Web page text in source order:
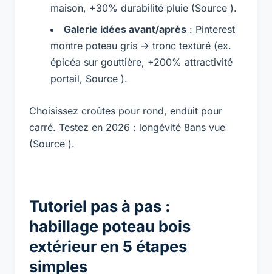
maison, +30% durabilité pluie (Source ).
Galerie idées avant/après : Pinterest
montre poteau gris → tronc texturé (ex.
épicéa sur gouttière, +200% attractivité
portail, Source ).
Choisissez croûtes pour rond, enduit pour
carré. Testez en 2026 : longévité 8ans vue
(Source ).
Tutoriel pas à pas :
habillage poteau bois
extérieur en 5 étapes
simples